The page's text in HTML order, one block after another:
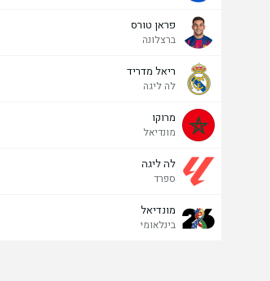
פראן טורס
ברצלונה
ריאל מדריד
לה ליגה
מרוקו
מונדיאל
לה ליגה
ספרד
מונדיאל
בינלאומי